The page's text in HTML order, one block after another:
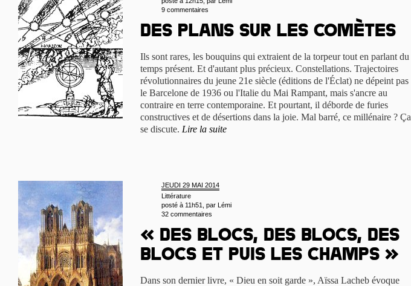
9 commentaires
Des plans sur les comètes
Ils sont rares, les bouquins qui extraient de la torpeur tout en parlant du
temps présent. Et d'autant plus précieux. Constellations. Trajectoires
révolutionnaires du jeune 21e siècle (éditions de l'Éclat) ne dépeint pas
le Barcelone de 1936 ou l'Italie du Mai Rampant, mais s'ancre au
contraire en terre contemporaine. Et pourtant, il déborde de furies
constructives et de désertions dans la joie. Mal barré, ce millénaire ? Ça
se discute. Lire la suite
JEUDI 29 MAI 2014
Littérature
posté à 11h51, par Lémi
32 commentaires
« Des blocs, des blocs, des
blocs et puis les champs »
Dans son dernier livre, « Dieu en soit garde », Aïssa Lacheb évoque